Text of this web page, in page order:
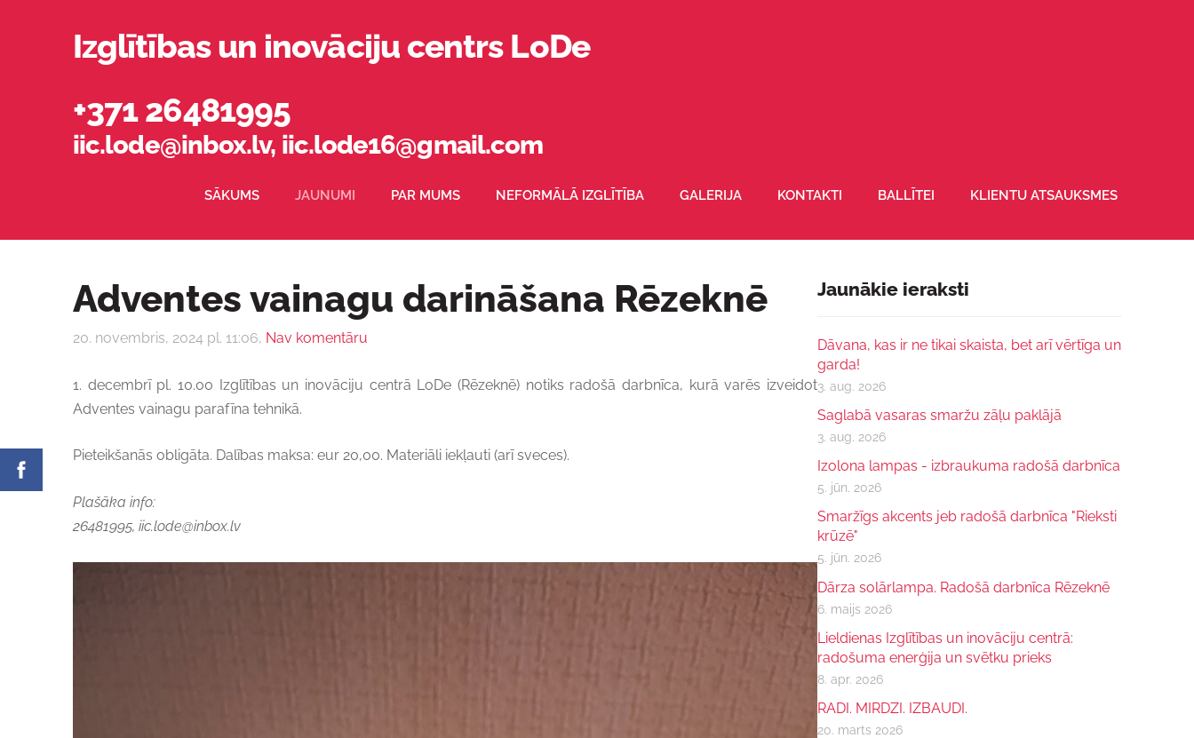
Izglītības un inovāciju centrs LoDe
+371 26481995
iic.lode@inbox.lv, iic.lode16@gmail.com
SĀKUMS JAUNUMI PAR MUMS NEFORMĀLĀ IZGLĪTĪBA GALERIJA KONTAKTI BALLĪTEI KLIENTU ATSAUKSMES
Jaunākie ieraksti
Dāvana, kas ir ne tikai skaista, bet arī vērtīga un
garda!
3. aug. 2026
Saglabā vasaras smaržu zāļu paklājā
3. aug. 2026
Izolona lampas - izbraukuma radošā darbnīca
5. jūn. 2026
Smaržīgs akcents jeb radošā darbnīca "Rieksti
krūzē"
5. jūn. 2026
Dārza solārlampa. Radošā darbnīca Rēzeknē
6. maijs 2026
Lieldienas Izglītības un inovāciju centrā:
radošuma enerģija un svētku prieks
8. apr. 2026
RADI. MIRDZI. IZBAUDI.
20. marts 2026
Adventes vainagu darināšana Rēzeknē
20. novembris, 2024 pl. 11:06, Nav komentāru
1. decembrī pl. 10.00 Izglītības un inovāciju centrā LoDe (Rēzeknē) notiks radošā darbnīca, kurā varēs izveidot
Adventes vainagu parafīna tehnikā.
Pieteikšanās obligāta. Dalības maksa: eur 20,00. Materiāli iekļauti (arī sveces).
Plašāka info:
26481995, iic.lode@inbox.lv